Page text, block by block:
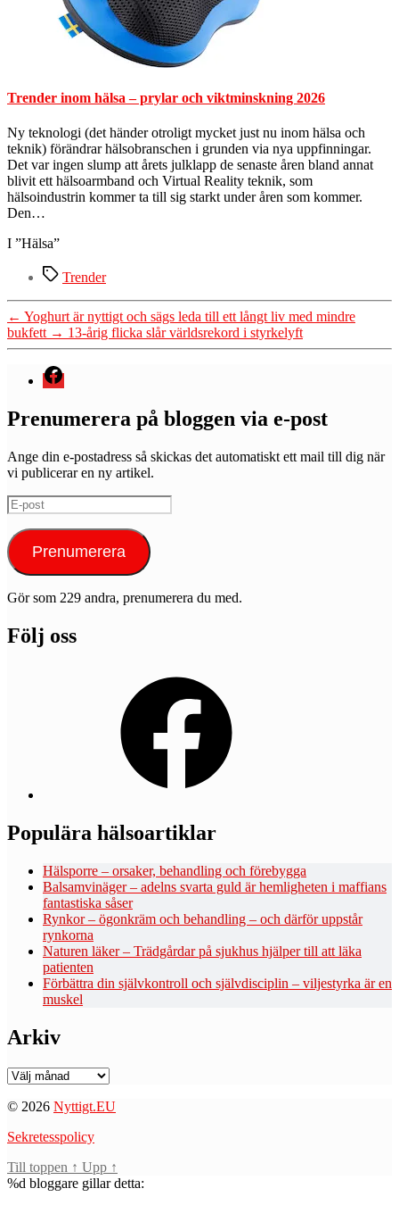
Trender inom hälsa – prylar och viktminskning 2026
Ny teknologi (det händer otroligt mycket just nu inom hälsa och
teknik) förändrar hälsobranschen i grunden via nya uppfinningar.
Det var ingen slump att årets julklapp de senaste åren bland annat
blivit ett hälsoarmband och Virtual Reality teknik, som
hälsoindustrin kommer ta till sig starkt under åren som kommer.
Den…
I ”Hälsa”
Etiketter
Trender
← Yoghurt är nyttigt och sägs leda till ett långt liv med mindre
bukfett → 13-årig flicka slår världsrekord i styrkelyft
Menyval
Prenumerera på bloggen via e-post
Ange din e-postadress så skickas det automatiskt ett mail till dig när
vi publicerar en ny artikel.
E-
post
Prenumerera
Gör som 229 andra, prenumerera du med.
Följ oss
Populära hälsoartiklar
Hälsporre – orsaker, behandling och förebygga
Balsamvinäger – adelns svarta guld är hemligheten i maffians
fantastiska såser
Rynkor – ögonkräm och behandling – och därför uppstår
rynkorna
Naturen läker – Trädgårdar på sjukhus hjälper till att läka
patienten
Förbättra din självkontroll och självdisciplin – viljestyrka är en
muskel
Arkiv
Arkiv
© 2026 Nyttigt.EU
Sekretesspolicy
Till toppen ↑ Upp ↑
%d bloggare gillar detta: